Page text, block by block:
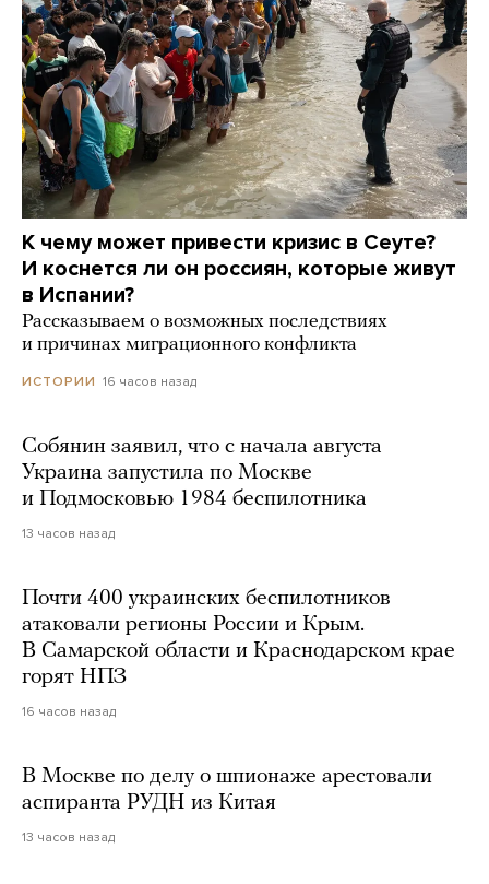
К чему может привести кризис в Сеуте?
И коснется ли он россиян, которые живут
в Испании?
Рассказываем о возможных последствиях
и причинах миграционного конфликта
ИСТОРИИ 16 часов назад
Собянин заявил, что с начала августа
Украина запустила по Москве
и Подмосковью 1984 беспилотника
13 часов назад
Почти 400 украинских беспилотников
атаковали регионы России и Крым.
В Самарской области и Краснодарском крае
горят НПЗ
16 часов назад
В Москве по делу о шпионаже арестовали
аспиранта РУДН из Китая
13 часов назад